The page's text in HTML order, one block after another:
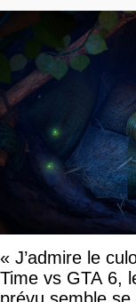
« J’admire le
Time vs GTA 6,